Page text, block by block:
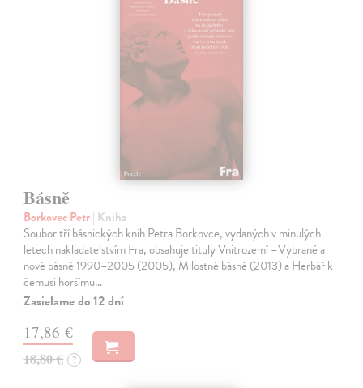
Básně
Borkovec Petr| Kniha
Soubor tří básnických knih Petra Borkovce, vydaných v minulých
letech nakladatelstvím Fra, obsahuje tituly Vnitrozemí –Vybrané a
nové básně 1990–2005 (2005), Milostné básně (2013) a Herbář k
čemusi horšímu…
Zasielame do 12 dní
17,86 €
18,80 € ?